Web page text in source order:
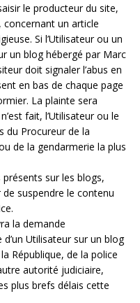
le producteur du site,
un article
Si l’Utilisateur ou un
un blog hébergé par Marc
doit signaler l’abus en
en bas de chaque page
La plainte sera
fait, l’Utilisateur ou le
du Procureur de la
de la gendarmerie la plus
sur les blogs,
suspendre le contenu
la demande
Utilisateur sur un blog
République, de la police
autorité judiciaire,
plus brefs délais cette